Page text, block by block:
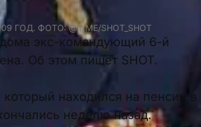
ФОТО: @T.ME/SHOT_SHOT
экс-командующий 6-й
Об этом пишет SHOT.
находился на пенсии в
неделю назад.